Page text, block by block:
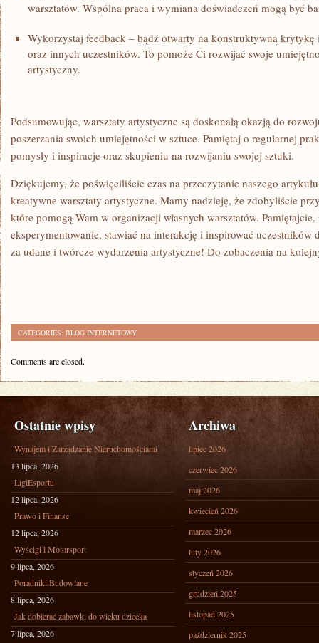
warsztatów. Wspólna praca i⁢ wymiana ​doświadczeń mogą być
Wykorzystaj feedback – bądź otwarty na⁢ konstruktywną
‍oraz‌ innych⁤ uczestników. To pomoże Ci rozwijać swoje‍
artystyczny.
Podsumowując, warsztaty artystyczne są doskonałą ‌okazją do
poszerzania swoich umiejętności w sztuce. Pamiętaj o regularnej
⁣pomysły i inspiracje oraz skupieniu ‍na rozwijaniu swojej sztuki.
Dziękujemy, że poświęciliście czas na przeczytanie naszego
kreatywne warsztaty artystyczne. Mamy nadzieję, że zdobyliście
które pomogą Wam w organizacji własnych⁣ warsztatów.
eksperymentowanie, stawiać na interakcję⁢ i inspirować‌
za udane i twórcze wydarzenia artystyczne! Do zobaczenia na
CATEGORIES: BLOG INTERNETOWY
Comments are closed.
Ostatnie wpisy
Wynajem i Zarządzanie Nieruchomościami
13 lipca, 2026
LigiEsportu
12 lipca, 2026
Prawo i Finanse
12 lipca, 2026
Wyścigi i Motorsport
9 lipca, 2026
Poradniki Budowlane
8 lipca, 2026
Jak dobierać zabawki do wieku dziecka
7 lipca, 2026
Archiwa
lipiec 2026
czerwiec 2026
maj 2026
kwiecień 2026
marzec 2026
luty 2026
styczeń 2026
grudzień 2025
listopad 2025
październik 2025